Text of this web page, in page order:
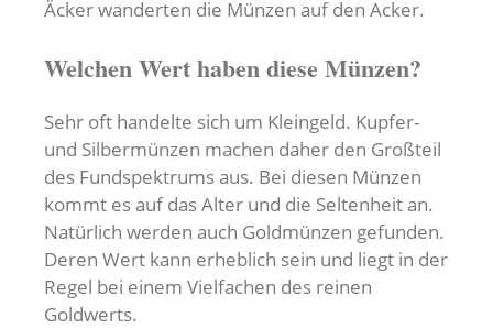
Äcker wanderten die Münzen auf den Acker.
Welchen Wert haben diese Münzen?
Sehr oft handelte sich um Kleingeld. Kupfer-
und Silbermünzen machen daher den Großteil
des Fundspektrums aus. Bei diesen Münzen
kommt es auf das Alter und die Seltenheit an.
Natürlich werden auch Goldmünzen gefunden.
Deren Wert kann erheblich sein und liegt in der
Regel bei einem Vielfachen des reinen
Goldwerts.